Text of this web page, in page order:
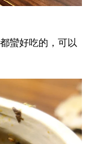
蠻好吃的，可以